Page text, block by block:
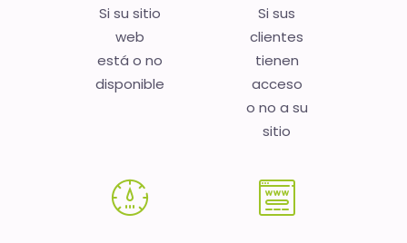
Si su sitio
web
está o no
disponible
Si sus
clientes
tienen
acceso
o no a su
sitio